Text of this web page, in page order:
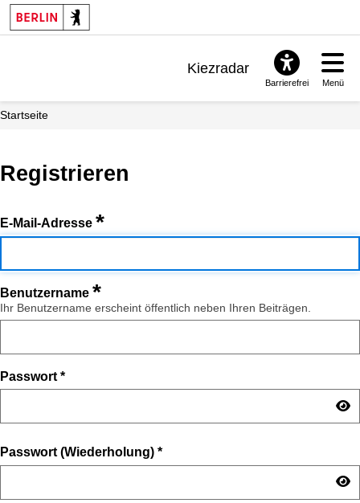
Kiezradar
Barrierefrei Menü
Startseite
Registrieren
E-Mail-Adresse *
Benutzername *
Ihr Benutzername erscheint öffentlich neben Ihren Beiträgen.
Passwort *
Passwort (Wiederholung) *